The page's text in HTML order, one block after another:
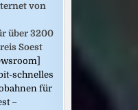
von
über 3200
Soest
schnelles
für
–